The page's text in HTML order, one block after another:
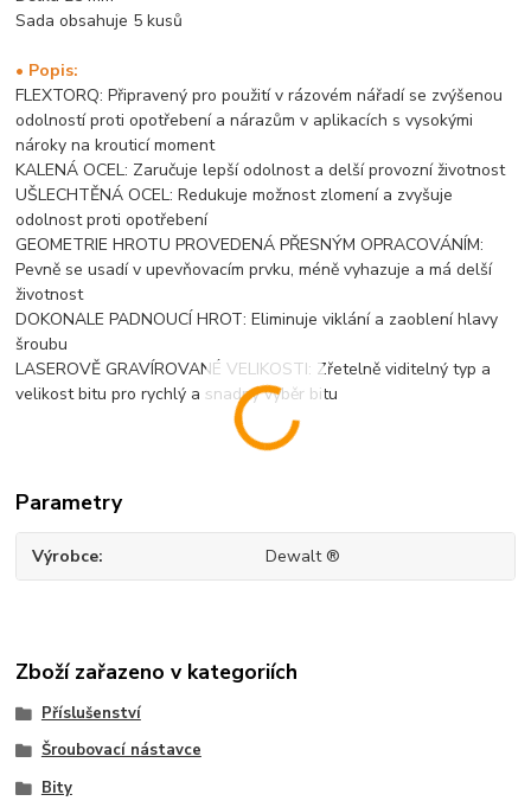
Sada obsahuje 5 kusů
• Popis:
FLEXTORQ: Připravený pro použití v rázovém nářadí se zvýšenou
odolností proti opotřebení a nárazům v aplikacích s vysokými
nároky na krouticí moment
KALENÁ OCEL: Zaručuje lepší odolnost a delší provozní životnost
UŠLECHTĚNÁ OCEL: Redukuje možnost zlomení a zvyšuje
odolnost proti opotřebení
GEOMETRIE HROTU PROVEDENÁ PŘESNÝM OPRACOVÁNÍM:
Pevně se usadí v upevňovacím prvku, méně vyhazuje a má delší
životnost
DOKONALE PADNOUCÍ HROT: Eliminuje viklání a zaoblení hlavy
šroubu
LASEROVĚ GRAVÍROVANÉ VELIKOSTI: Zřetelně viditelný typ a
velikost bitu pro rychlý a snadný výběr bitu
Parametry
Výrobce Dewalt ®
Zboží zařazeno v kategoriích
Příslušenství
Šroubovací nástavce
Bity